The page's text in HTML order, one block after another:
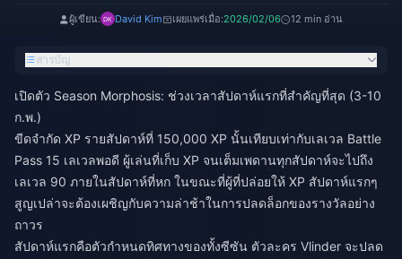
ผู้เขียน: David Kim เผยแพร่เมื่อ:2026/02/06 12 min อ่าน
สารบัญ
เปิดตัว Season Morphosis: ช่วงเวลาสัปดาห์แรกที่สำคัญที่สุด (3-10
ก.พ.)
ขีดจำกัด XP รายสัปดาห์ที่ 150,000 XP นั้นเทียบเท่ากับเลเวล Battle
Pass 15 เลเวลพอดี ผู้เล่นที่เก็บ XP จนเต็มเพดานทุกสัปดาห์จะไปถึง
เลเวล 90 ภายในสัปดาห์ที่หก ในขณะที่ผู้ที่ปล่อยให้ XP สัปดาห์แรกๆ
สูญเปล่าจะต้องเผชิญกับความล่าช้าในการปลดล็อกของรางวัลอย่าง
ถาวร
สัปดาห์แรกคือตัวกำหนดทิศทางของทั้งซีซัน ตัวละคร Vlinder จะปลด